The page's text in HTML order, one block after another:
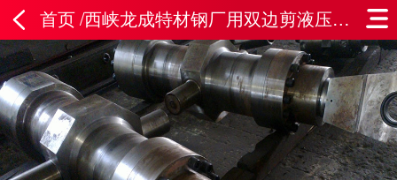
首页/西峡龙成特材钢厂用双边剪液压油缸